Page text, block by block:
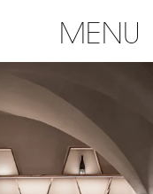
MENU